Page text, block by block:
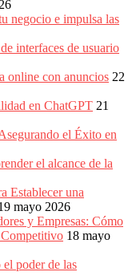
negocio e impulsa las
interfaces de usuario
online con anuncios 22
en ChatGPT 21
el Éxito en
el alcance de la
Establecer una
mayo 2026
y Empresas: Cómo
18 mayo
poder de las